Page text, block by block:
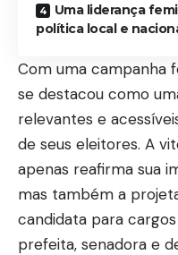
Uma liderança
política local e
Com uma campanha
se destacou como
relevantes e
de seus eleitores. A
apenas reafirma sua
mas também a
candidata para
prefeita, senadora e